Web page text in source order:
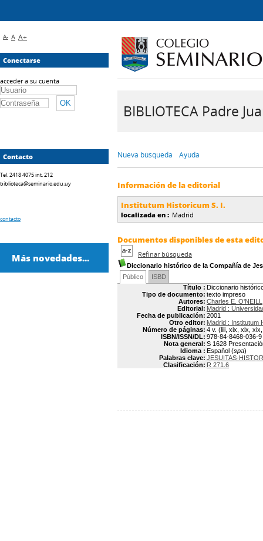
BIBLIOTECA Padre
Nueva búsqueda Ayuda
Información de la editorial
Institutum Historicum S. I.
localizada en : Madrid
Documentos disponibles de esta
Refinar búsqueda
Diccionario histórico de la Compañía de
Público
ISBD
Título : Diccionario
Tipo de documento: texto impreso
Autores: Charles E. O'NEILL
Editorial: Madrid :
Fecha de publicación: 2001
Otro editor: Madrid : Institutum
Número de páginas: 4 v. (liii, xix, xix,
ISBN/ISSN/DL: 978-84-8468-036-9
Nota general: S 1628
Idioma : Español (spa)
Palabras clave: JESUITAS-
Clasificación: R 271.6
A- A A+
Conectarse
acceder a su cuenta
Contacto
Tel. 2418 4075 int. 212
biblioteca@seminario.edu.uy
contacto
Más novedades...